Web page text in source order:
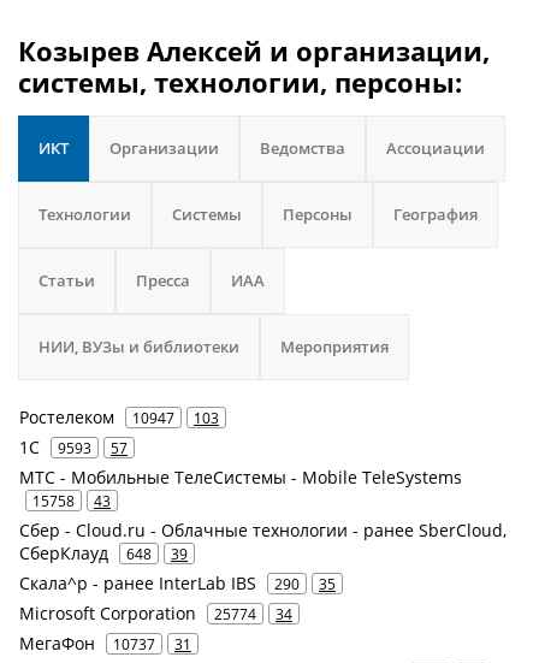
Козырев Алексей и организации,
системы, технологии, персоны:
ИКТ Организации Ведомства Ассоциации
Технологии Системы Персоны География
Статьи Пресса ИАА
НИИ, ВУЗы и библиотеки Мероприятия
Ростелеком 10947 103
1С 9593 57
МТС - Мобильные ТелеСистемы - Mobile TeleSystems
15758 43
Сбер - Cloud.ru - Облачные технологии - ранее SberCloud,
СберКлауд
648 39
Скала^р - ранее InterLab IBS 290 35
Microsoft Corporation 25774 34
МегаФон 10737 31